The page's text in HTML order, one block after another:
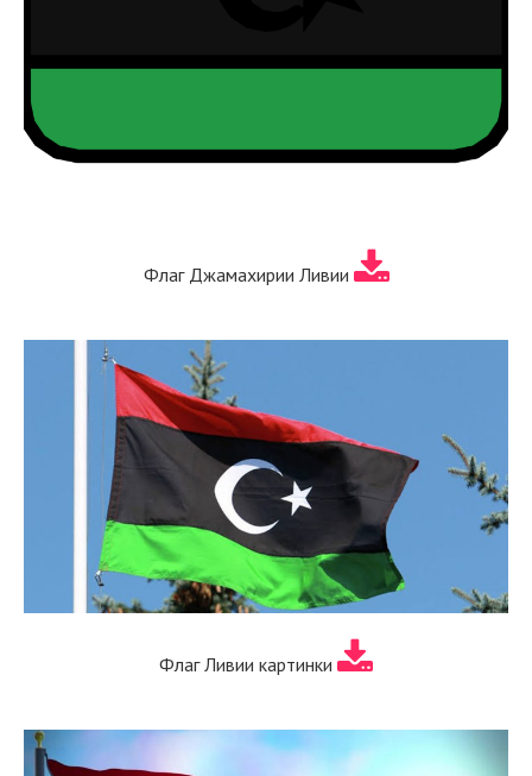
Флаг Джамахирии Ливии
Флаг Ливии картинки